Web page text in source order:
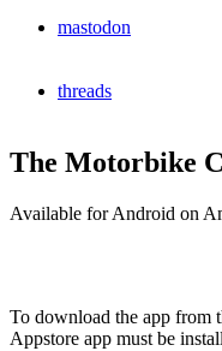
mastodon
threads
The Motorbike
Available for Android on
To download the app from
Appstore app must be